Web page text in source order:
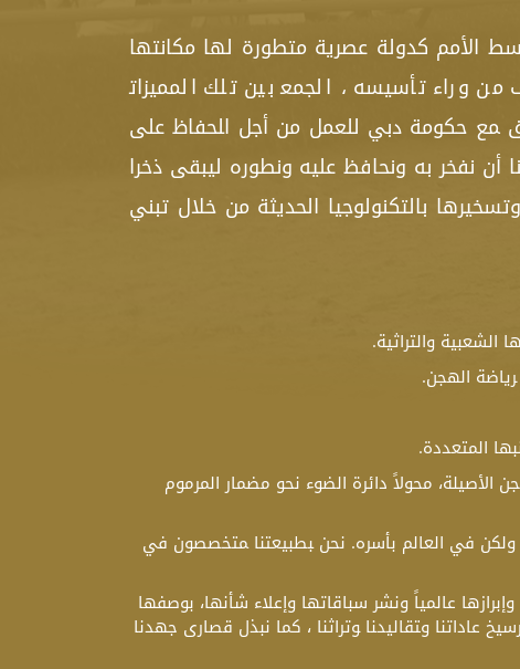
الأمم كدولة عصرية متطورة لها مكانتها
وراء تأسيسه ، الجمع‍ بين تلك المميزات‍
‍مع حكومة دبي للعمل من أجل ا‍لحفاظ على
أن نفخر به ونحافظ عليه ونطوره ليبقى ذخرا
بالتكنولوجيا الحديثة من خلال تبني
والتراثية.
الهجن.
المتعددة.
محولاً دائرة الضوء نحو مضمار المرموم
في العالم بأسره. نحن ‍بطبيعتنا ‍متخصصون في
عالمياً ونشر سباقاتها وإعلاء شأنها، بوصفها
و‍تقاليد‍نا ‍وتراث‍ن‍ا‍ ، كما نبذل قصارى جهدنا